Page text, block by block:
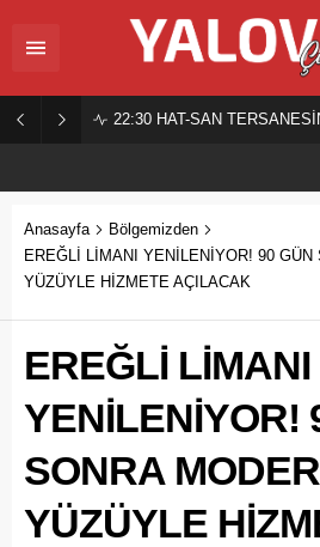
22:30 HAT-SAN
Anasayfa
Bölgemizden
EREĞLİ LİMANI YENİLENİYOR! 90 GÜN
YÜZÜYLE HİZMETE AÇILACAK
EREĞLİ LİMANI
YENİLENİYOR!
SONRA
YÜZÜYLE